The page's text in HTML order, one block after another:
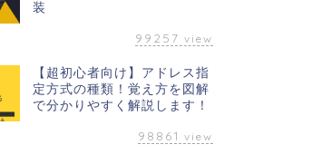
装
99257 view
【超初心者向け】アドレス指
定方式の種類！覚え方を図解
で分かりやすく解説します！
98861 view